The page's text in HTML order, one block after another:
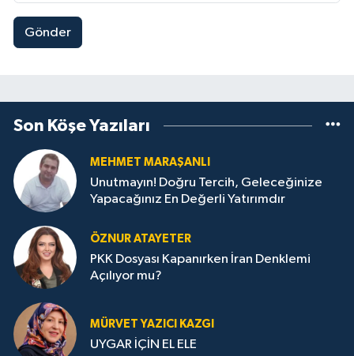
Gönder
Son Köşe Yazıları
MEHMET MARAŞANLI
Unutmayın! Doğru Tercih, Geleceğinize
Yapacağınız En Değerli Yatırımdır
ÖZNUR ATAYETER
PKK Dosyası Kapanırken İran Denklemi
Açılıyor mu?
MÜRVET YAZICI KAZGI
UYGAR İÇİN EL ELE